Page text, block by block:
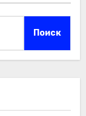
Поиск